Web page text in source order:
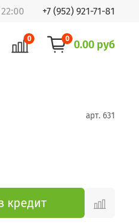
+7 (952) 921-71-81
0 0 0.00 руб
арт. 631
кредит